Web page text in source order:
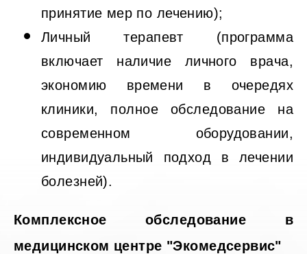
принятие мер по лечению);
Личный терапевт (программа
включает наличие личного врача,
экономию времени в очередях
клиники, полное обследование на
современном оборудовании,
индивидуальный подход в лечении
болезней).
Комплексное обследование в
медицинском центре "Экомедсервис"